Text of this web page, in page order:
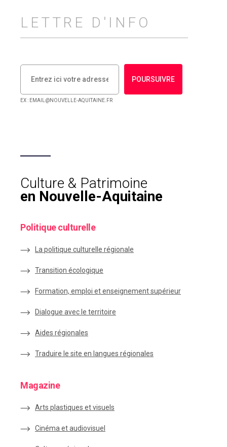
LETTRE D'INFO
POURSUIVRE
EX : EMAIL@NOUVELLE-AQUITAINE.FR
Culture & Patrimoine
en Nouvelle-Aquitaine
Politique culturelle
La politique culturelle régionale
Transition écologique
Formation, emploi et enseignement supérieur
Dialogue avec le territoire
Aides régionales
Traduire le site en langues régionales
Magazine
Arts plastiques et visuels
Cinéma et audiovisuel